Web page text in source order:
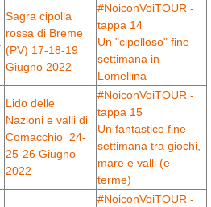
Sagra cipolla
rossa di Breme
(PV) 17-18-19
Giugno 2022
#NoiconVoiTOUR -
tappa 14
Un "cipolloso" fine
settimana in
Lomellina
Lido delle
Nazioni e valli di
Comacchio 24-
25-26 Giugno
2022
#NoiconVoiTOUR -
tappa 15
Un fantastico fine
settimana tra giochi,
mare e valli (e
terme)
#NoiconVoiTOUR -